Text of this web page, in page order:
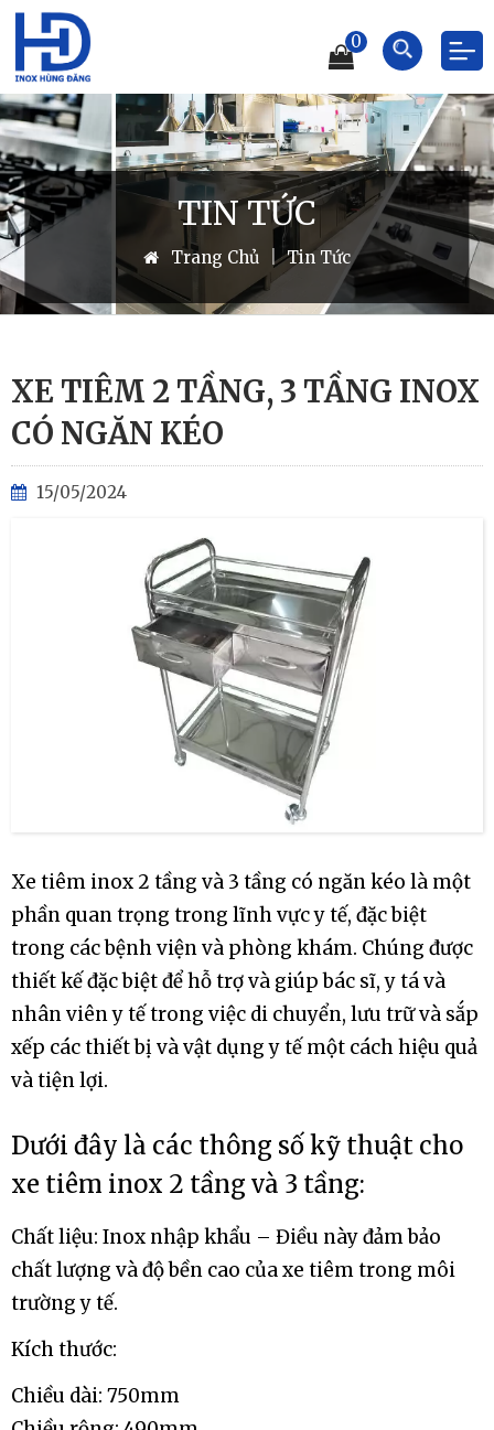
0
TIN TỨC
Trang Chủ | Tin Tức
XE TIÊM 2 TẦNG, 3 TẦNG INOX
CÓ NGĂN KÉO
15/05/2024
Xe tiêm inox 2 tầng và 3 tầng có ngăn kéo là một
phần quan trọng trong lĩnh vực y tế, đặc biệt
trong các bệnh viện và phòng khám. Chúng được
thiết kế đặc biệt để hỗ trợ và giúp bác sĩ, y tá và
nhân viên y tế trong việc di chuyển, lưu trữ và sắp
xếp các thiết bị và vật dụng y tế một cách hiệu quả
và tiện lợi.
Dưới đây là các thông số kỹ thuật cho
xe tiêm inox 2 tầng và 3 tầng:
Chất liệu: Inox nhập khẩu – Điều này đảm bảo
chất lượng và độ bền cao của xe tiêm trong môi
trường y tế.
Kích thước:
Chiều dài: 750mm